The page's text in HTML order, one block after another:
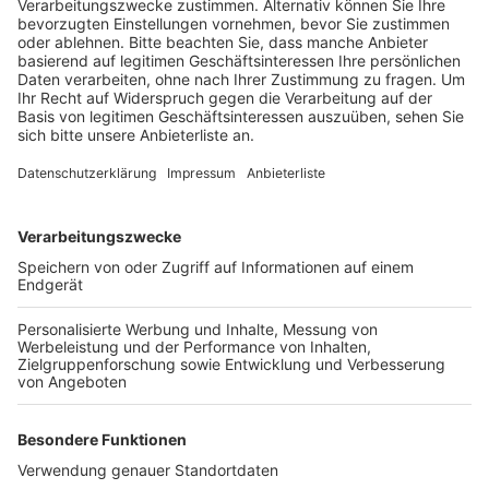
Anzeige
Dafür ist in der letzten Woche über dem Bereich eine
Einhausung, eine Art Zelt aufgebaut worden. Dort
vor Ort abgesaugt und gefiltert, heißt es. Laut der
Auswirkungen auf den Verkehr auf der A1 haben die
Arbeiten aber nicht. In den kommenden Monaten
sollen dann die nächsten Stahlteile für die Brücke über
den Rhein transportiert und mit einem Raupenkran in
die richtige Position gebracht werden. Ende des
kommenden Jahres soll der Verkehr auf der ersten
Brückenhälfte dann rollen.
Anzeige